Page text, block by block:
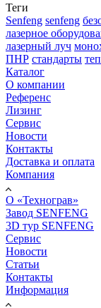
Теги
Senfeng senfeng
лазерное
лазерный луч
ПНР стандарты
Каталог
О компании
Референс
Лизинг
Сервис
Новости
Контакты
Доставка и оплата
Компания
О «Технограв»
Завод SENFENG
3D тур SENFENG
Сервис
Новости
Статьи
Контакты
Информация